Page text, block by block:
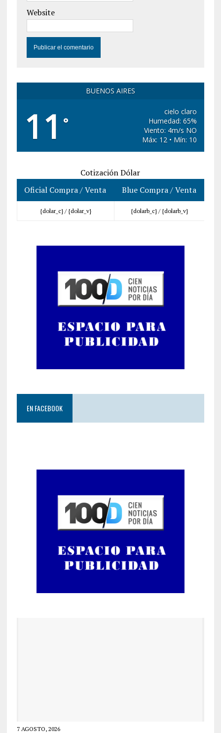
Website
BUENOS AIRES
11 °
cielo claro
Humedad: 65%
Viento: 4m/s NO
Máx: 12 • Mín: 10
Cotización Dólar
Oficial Compra / Venta
Blue Compra / Venta
{dolar_c} / {dolar_v} {dolarb_c} / {dolarb_v}
EN FACEBOOK
7 AGOSTO, 2026